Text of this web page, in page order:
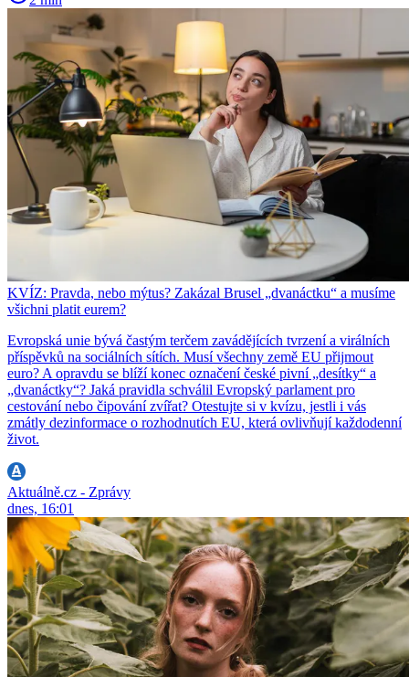
KVÍZ: Pravda, nebo mýtus? Zakázal Brusel „dvanáctku“ a musíme
všichni platit eurem?
Evropská unie bývá častým terčem zavádějících tvrzení a virálních
příspěvků na sociálních sítích. Musí všechny země EU přijmout
euro? A opravdu se blíží konec označení české pivní „desítky“ a
„dvanáctky“? Jaká pravidla schválil Evropský parlament pro
cestování nebo čipování zvířat? Otestujte si v kvízu, jestli i vás
zmátly dezinformace o rozhodnutích EU, která ovlivňují každodenní
život.
Aktuálně.cz - Zprávy
dnes, 16:01